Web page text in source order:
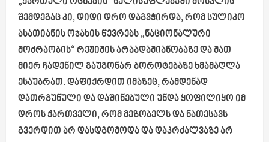
„ქართული ოცნების“ ხელისუფლებაში მოსვლის
შემდეგაც კი, დიდი დრო დაგვჭირდა, რომ სულიკო
ასათიანის ოჯახის წევრებს „ნაციონალური
მოძრაობის“ რეჟიმის არაადამიანობაზე და მათ
მიერ ჩადენილ გაუგონარ ბოროტებაზე ხმამაღლა
ესაუბრათ. დაფიქრდით იმაზეც, რამდენად
დათრგუნული და დაშინებული უნდა ყოფილიყო იმ
დროს ქართველი, რომ მეზობელს და ნათესავს
გვერდით არ დასდგომოდა და დაკრძალვაზე არ